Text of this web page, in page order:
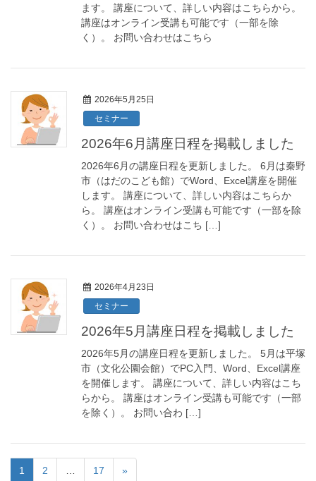
ます。 講座について、詳しい内容はこちらから。
講座はオンライン受講も可能です（一部を除
く）。 お問い合わせはこちら
2026年5月25日
セミナー
2026年6月講座日程を掲載しました
2026年6月の講座日程を更新しました。 6月は秦野
市（はだのこども館）でWord、Excel講座を開催
します。 講座について、詳しい内容はこちらか
ら。 講座はオンライン受講も可能です（一部を除
く）。 お問い合わせはこち […]
2026年4月23日
セミナー
2026年5月講座日程を掲載しました
2026年5月の講座日程を更新しました。 5月は平塚
市（文化公園会館）でPC入門、Word、Excel講座
を開催します。 講座について、詳しい内容はこち
らから。 講座はオンライン受講も可能です（一部
を除く）。 お問い合わ […]
1 2 17 »